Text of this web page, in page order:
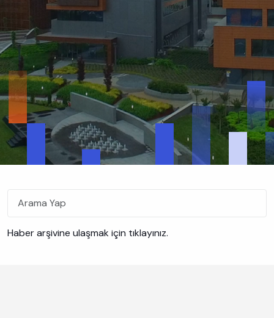
Haber arşivine ulaşmak için tıklayınız.